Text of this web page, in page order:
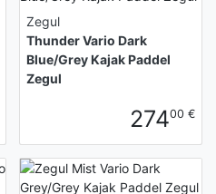
Zegul
Thunder Vario Dark
Blue/Grey Kajak Paddel
Zegul
27400 €